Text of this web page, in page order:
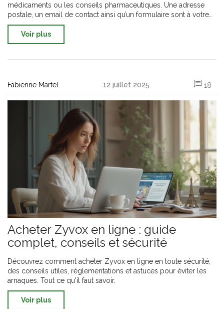
médicaments ou les conseils pharmaceutiques. Une adresse
postale, un email de contact ainsi qu’un formulaire sont à votre
disposition. Profitez d'une prise de contact simple et rapide.
Nous nous engageons à vous répondre dans les meilleurs
délais.
Voir plus
Fabienne Martel 12 juillet 2025 18
Acheter Zyvox en ligne : guide
complet, conseils et sécurité
Découvrez comment acheter Zyvox en ligne en toute sécurité,
des conseils utiles, réglementations et astuces pour éviter les
arnaques. Tout ce qu'il faut savoir.
Voir plus